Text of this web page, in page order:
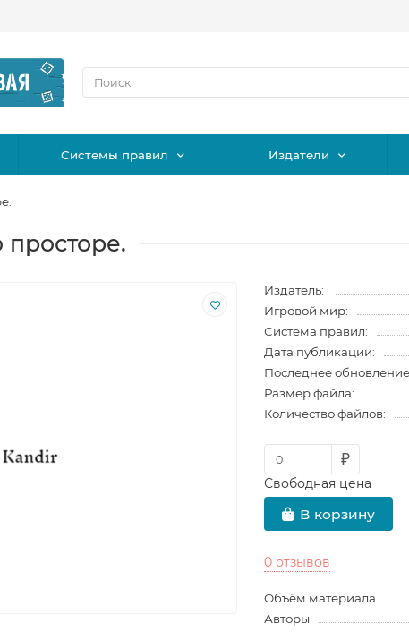
Системы правил Издатели
просторе.
Издатель:
Игровой мир:
Система правил:
Дата публикации:
Последнее
Размер файла:
Количество файлов:
₽
Свободная цена
В корзину
0 отзывов
Объём материала
Авторы